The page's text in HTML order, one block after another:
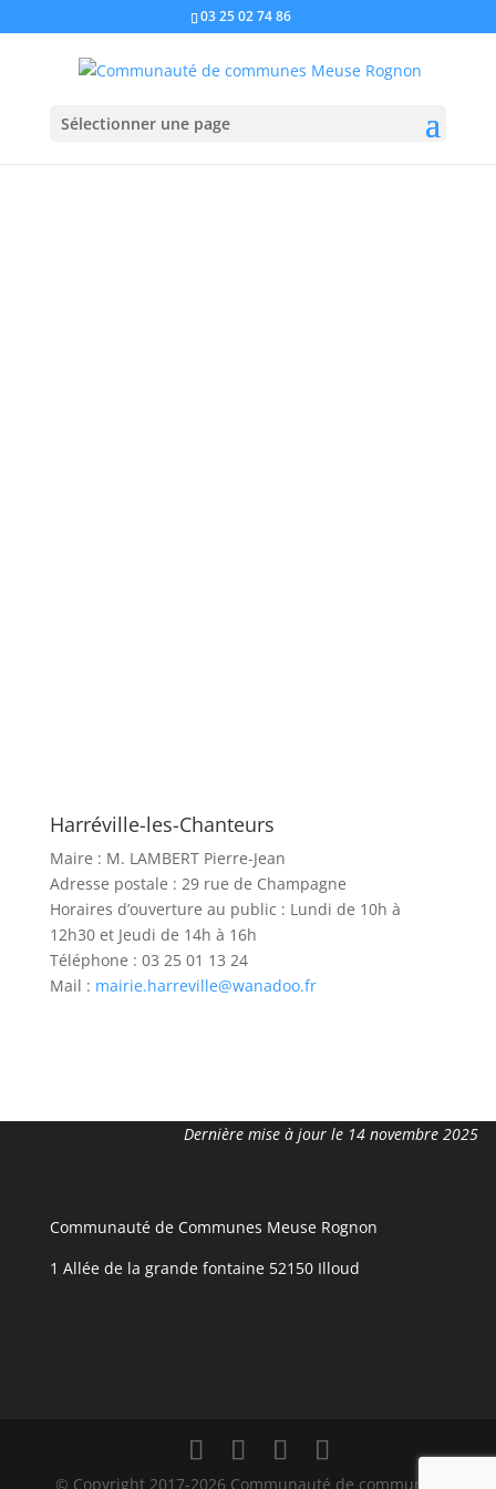
03 25 02 74 86
Sélectionner une page
Harréville-les-Chanteurs
Maire : M. LAMBERT Pierre-Jean
Adresse postale : 29 rue de Champagne
Horaires d’ouverture au public : Lundi de 10h à
12h30 et Jeudi de 14h à 16h
Téléphone : 03 25 01 13 24
Mail : mairie.harreville@wanadoo.fr
Dernière mise à jour le 14 novembre 2025
Communauté de Communes Meuse Rognon
1 Allée de la grande fontaine 52150 Illoud
© Copyright 2017-2026 Communauté de communes